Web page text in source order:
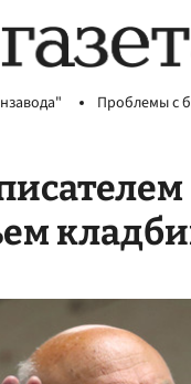
Проблемы с